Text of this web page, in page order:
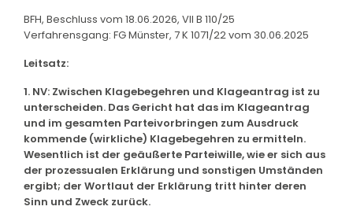
BFH, Beschluss vom 18.06.2026, VII B 110/25
Verfahrensgang: FG Münster, 7 K 1071/22 vom 30.06.2025
Leitsatz:
1. NV: Zwischen Klagebegehren und Klageantrag ist zu
unterscheiden. Das Gericht hat das im Klageantrag
und im gesamten Parteivorbringen zum Ausdruck
kommende (wirkliche) Klagebegehren zu ermitteln.
Wesentlich ist der geäußerte Parteiwille, wie er sich aus
der prozessualen Erklärung und sonstigen Umständen
ergibt; der Wortlaut der Erklärung tritt hinter deren
Sinn und Zweck zurück.